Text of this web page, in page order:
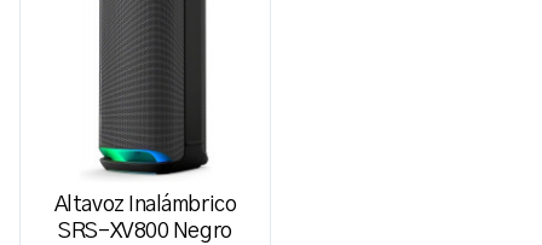
Altavoz Inalámbrico
SRS-XV800 Negro